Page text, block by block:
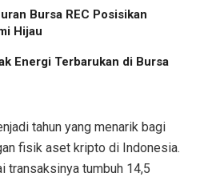
Bursa REC Posisikan
Hijau
Energi Terbarukan di Bursa
tahun yang menarik bagi
fisik aset kripto di Indonesia.
transaksinya tumbuh 14,5